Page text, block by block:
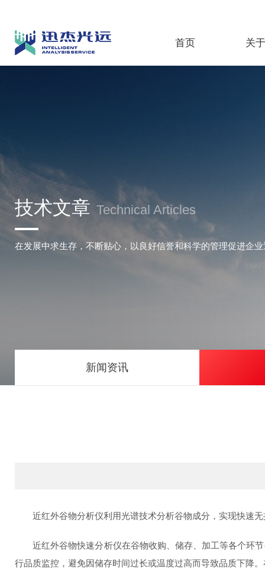
首页 关
技术文章 Technical Articles
在发展中求生存，不断贴心，以良好信誉和科学的管理促进企
新闻资讯
近红外谷物分析仪利用光谱技术分析谷物成分，实现快速无
近红外谷物快速分析仪在谷物收购、储存、加工等各个环节
行品质监控，避免因储存时间过长或温度过高而导致品质下降